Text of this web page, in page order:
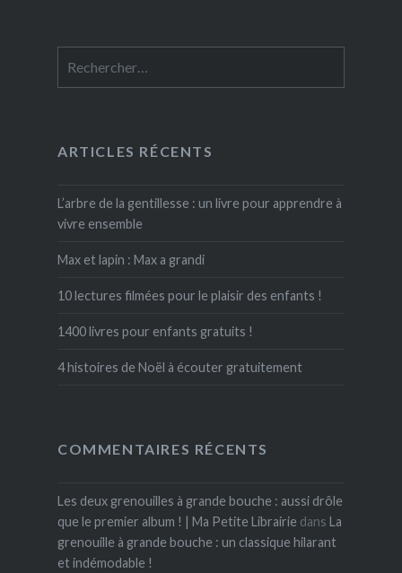
ARTICLES RÉCENTS
L’arbre de la gentillesse : un livre pour apprendre à
vivre ensemble
Max et lapin : Max a grandi
10 lectures filmées pour le plaisir des enfants !
1400 livres pour enfants gratuits !
4 histoires de Noël à écouter gratuitement
COMMENTAIRES RÉCENTS
Les deux grenouilles à grande bouche : aussi drôle
que le premier album ! | Ma Petite Librairie dans La
grenouille à grande bouche : un classique hilarant
et indémodable !